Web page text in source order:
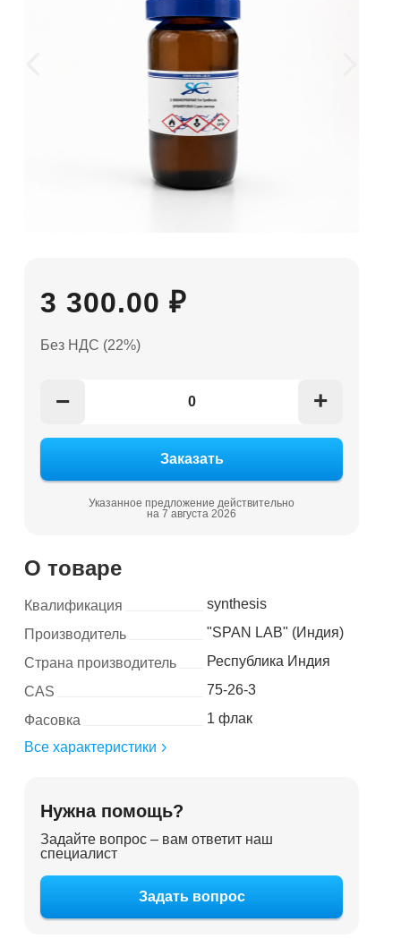
3 300.00 ₽
Без НДС (22%)
− +
Указанное предложение действительно
на 7 августа 2026
О товаре
Квалификация
synthesis
Производитель
"SPAN LAB" (Индия)
Страна производитель
Республика Индия
CAS
75-26-3
Фасовка
1 флак
Все характеристики
Нужна помощь?
Задайте вопрос – вам ответит наш
специалист
Задать вопрос